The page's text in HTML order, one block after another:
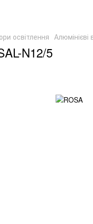
освітлення Алюмінієві
N12/5